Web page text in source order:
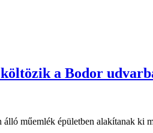
a Bodor
álló műemlék épületben alakítanak ki